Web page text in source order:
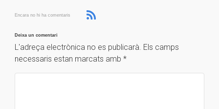
Encara no hi ha comentaris
Deixa un comentari
L'adreça electrònica no es publicarà. Els camps
necessaris estan marcats amb *